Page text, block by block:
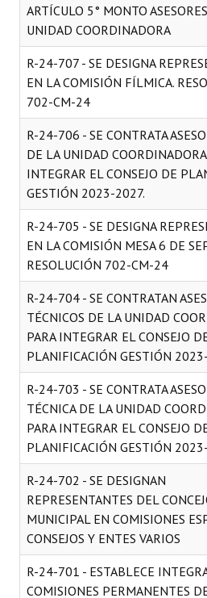
ARTÍCULO 5° MONTO
UNIDAD COORDINADORA
R-24-707 - SE DESIGNA
EN LA COMISIÓN FÍLMICA.
702-CM-24
R-24-706 - SE CONTRATA
DE LA UNIDAD
INTEGRAR EL CONSEJO DE
GESTIÓN 2023-2027.
R-24-705 - SE DESIGNA
EN LA COMISIÓN MESA 6 DE
RESOLUCIÓN 702-CM-24
R-24-704 - SE CONTRATAN
TÉCNICOS DE LA UNIDAD
PARA INTEGRAR EL CONSEJO
PLANIFICACIÓN GESTIÓN
R-24-703 - SE CONTRATA
TÉCNICA DE LA UNIDAD
PARA INTEGRAR EL CONSEJO
PLANIFICACIÓN GESTIÓN
R-24-702 - SE DESIGNAN
REPRESENTANTES DEL
MUNICIPAL EN COMISIONES
CONSEJOS Y ENTES VARIOS
R-24-701 - ESTABLECE
COMISIONES PERMANENTES